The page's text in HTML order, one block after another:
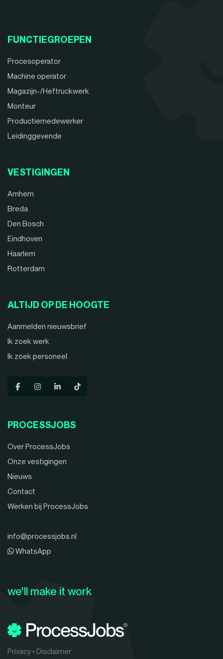
FUNCTIEGROEPEN
Procesoperator
Machine operator
Magazijn-/Heftruckwerk
Monteur
Productiemedewerker
Leidinggevende
VESTIGINGEN
Arnhem
Breda
Den Bosch
Eindhoven
Haarlem
Rotterdam
ALTIJD OP DE HOOGTE
Aanmelden nieuwsbrief
Ik zoek werk
Ik zoek personeel
PROCESSJOBS
Over ProcessJobs
Onze vestigingen
Nieuws
Contact
Werken bij ProcessJobs
info@processjobs.nl
WhatsApp
Privacy• Disclaimer
we'll make it work